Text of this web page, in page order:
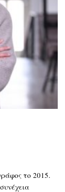
το 2015.